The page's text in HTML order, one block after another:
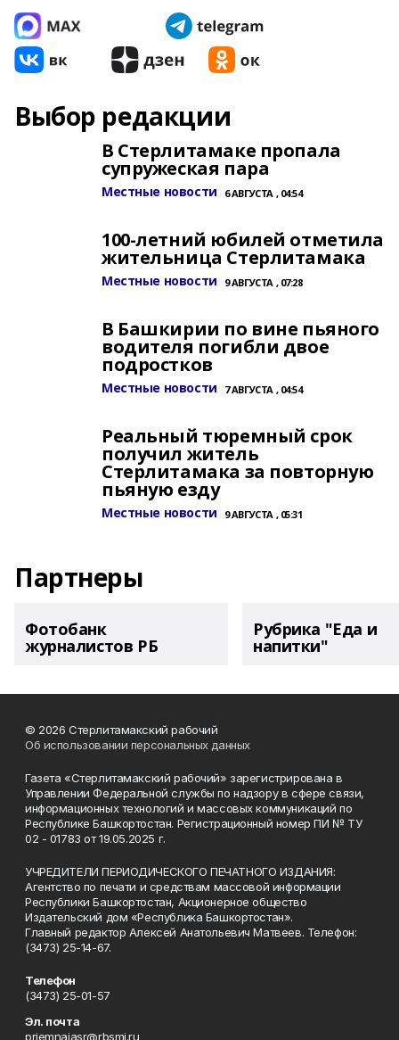
Выбор редакции
В Стерлитамаке пропала
супружеская пара
Местные новости 6 АВГУСТА , 04:54
100-летний юбилей отметила
жительница Стерлитамака
Местные новости 9 АВГУСТА , 07:28
В Башкирии по вине пьяного
водителя погибли двое
подростков
Местные новости 7 АВГУСТА , 04:54
Реальный тюремный срок
получил житель
Стерлитамака за повторную
пьяную езду
Местные новости 9 АВГУСТА , 05:31
Партнеры
Фотобанк
журналистов РБ
Рубрика "Еда и
напитки"
© 2026 Стерлитамакский рабочий
Об использовании персональных данных
Газета «Стерлитамакский рабочий» зарегистрирована в
Управлении Федеральной службы по надзору в сфере связи,
информационных технологий и массовых коммуникаций по
Республике Башкортостан. Регистрационный номер ПИ № ТУ
02 - 01783 от 19.05.2025 г.
УЧРЕДИТЕЛИ ПЕРИОДИЧЕСКОГО ПЕЧАТНОГО ИЗДАНИЯ:
Агентство по печати и средствам массовой информации
Республики Башкортостан, Акционерное общество
Издательский дом «Республика Башкортостан».
Главный редактор Алексей Анатольевич Матвеев. Телефон:
(3473) 25-14-67.
Телефон
(3473) 25-01-57
Эл. почта
priemnajasr@rbsmi.ru